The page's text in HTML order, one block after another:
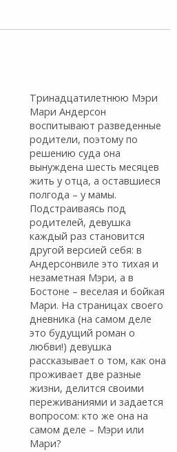
Тринадцатилетнюю Мэри
Мари Андерсон
воспитывают разведенные
родители, поэтому по
решению суда она
вынуждена шесть месяцев
жить у отца, а оставшиеся
полгода – у мамы.
Подстраиваясь под
родителей, девушка
каждый раз становится
другой версией себя: в
Андерсонвиле это тихая и
незаметная Мэри, а в
Бостоне – веселая и бойкая
Мари. На страницах своего
дневника (на самом деле
это будущий роман о
любви!) девушка
рассказывает о том, как она
проживает две разные
жизни, делится своими
переживаниями и задается
вопросом: кто же она на
самом деле – Мэри или
Мари?